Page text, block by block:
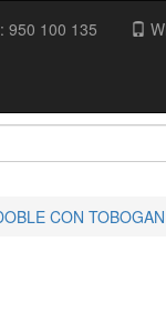
950 100 135
CON